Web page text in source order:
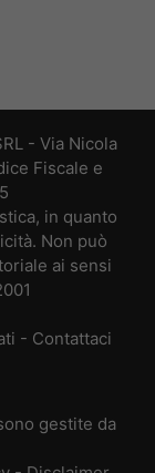
- Via Nicola
Fiscale e
in quanto
Non può
ai sensi
- Contattaci
gestite da